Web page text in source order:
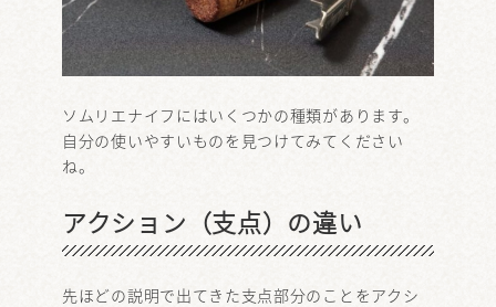
ソムリエナイフにはいくつかの種類があります。
自分の使いやすいものを見つけてみてください
ね。
アクション（支点）の違い
先ほどの説明で出てきた支点部分のことをアクシ